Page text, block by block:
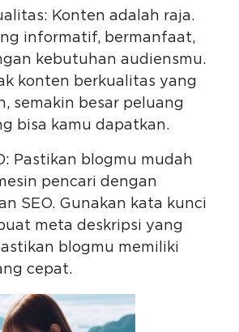
Konten adalah raja.
informatif, bermanfaat,
kebutuhan audiensmu.
konten berkualitas yang
semakin besar peluang
bisa kamu dapatkan.
Pastikan blogmu mudah
pencari dengan
SEO. Gunakan kata kunci
meta deskripsi yang
blogmu memiliki
cepat.